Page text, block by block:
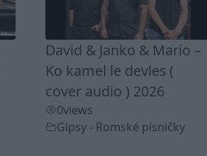
David & Janko & Mario –
Ko kamel le devles (
cover audio ) 2026
0views
Gipsy - Romské písničky